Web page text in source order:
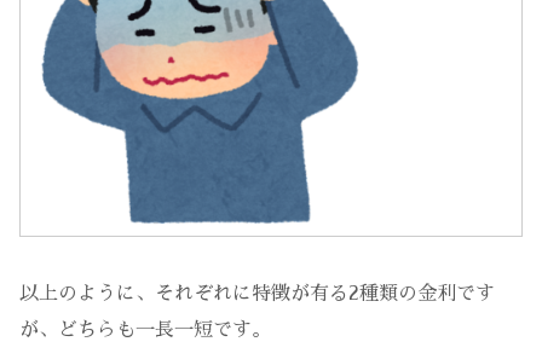
以上のように、それぞれに特徴が有る2種類の金利です
が、どちらも一長一短です。